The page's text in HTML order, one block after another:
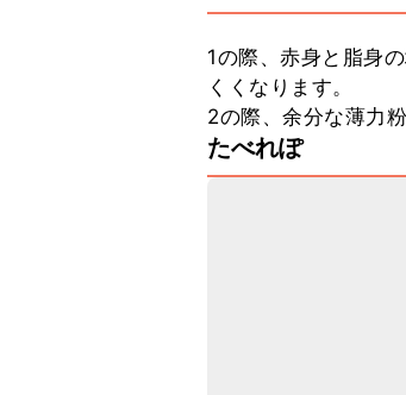
1の際、赤身と脂身
くくなります。
2の際、余分な薄力
たべれぽ